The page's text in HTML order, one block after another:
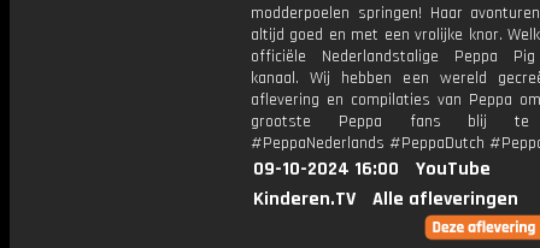
modderpoelen springen! Haar
altijd goed en met een vrolijke knor.
officiële Nederlandstalige Peppa
kanaal. Wij hebben een wereld
aflevering en compilaties van Peppa
grootste Peppa fans blij te
#PeppaNederlands #PeppaDutch
09-10-2024 16:00
YouTube
Kinderen.TV
Alle afleveringen